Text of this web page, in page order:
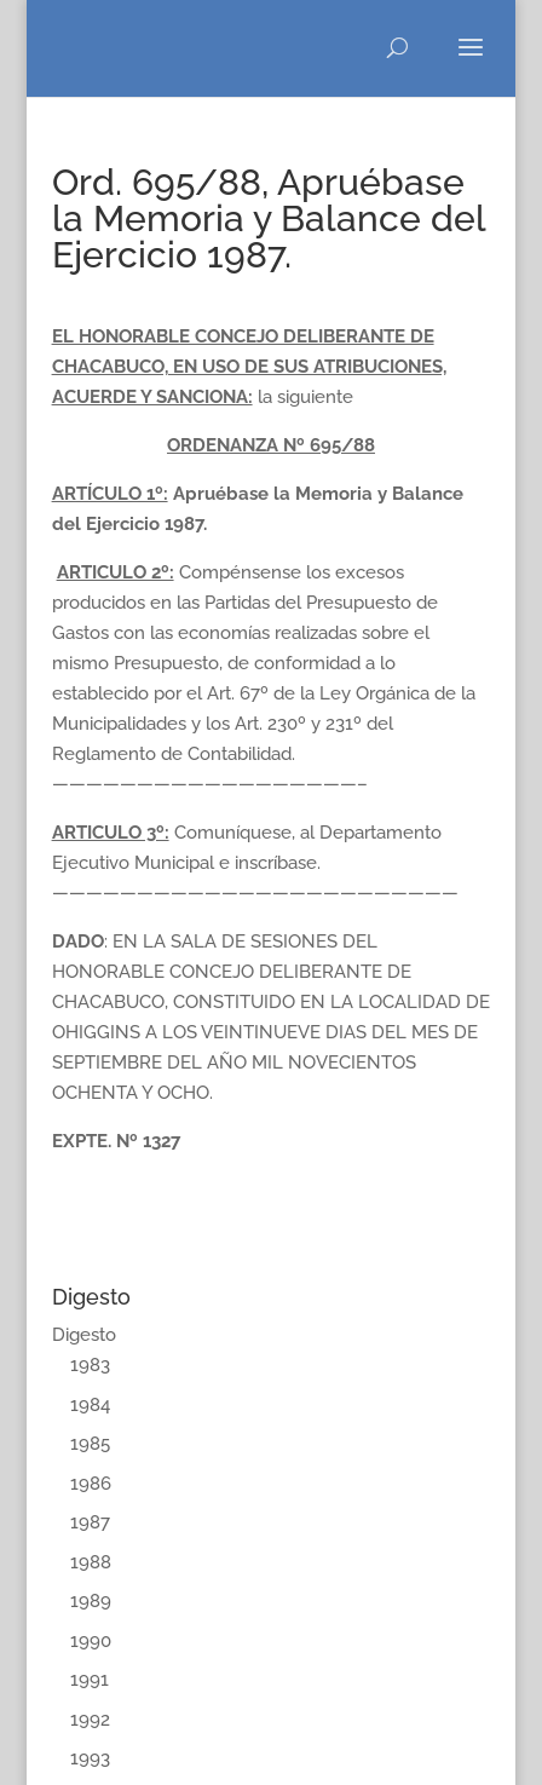
Ord. 695/88, Apruébase
la Memoria y Balance del
Ejercicio 1987.
EL HONORABLE CONCEJO DELIBERANTE DE
CHACABUCO, EN USO DE SUS ATRIBUCIONES,
ACUERDE Y SANCIONA: la siguiente
ORDENANZA Nº 695/88
ARTÍCULO 1º: Apruébase la Memoria y Balance
del Ejercicio 1987.
ARTICULO 2º: Compénsense los excesos
producidos en las Partidas del Presupuesto de
Gastos con las economías realizadas sobre el
mismo Presupuesto, de conformidad a lo
establecido por el Art. 67º de la Ley Orgánica de la
Municipalidades y los Art. 230º y 231º del
Reglamento de Contabilidad.
——————————————————–
ARTICULO 3º: Comuníquese, al Departamento
Ejecutivo Municipal e inscríbase.
————————————————————————
DADO: EN LA SALA DE SESIONES DEL
HONORABLE CONCEJO DELIBERANTE DE
CHACABUCO, CONSTITUIDO EN LA LOCALIDAD DE
OHIGGINS A LOS VEINTINUEVE DIAS DEL MES DE
SEPTIEMBRE DEL AÑO MIL NOVECIENTOS
OCHENTA Y OCHO.
EXPTE. Nº 1327
Digesto
Digesto
1983
1984
1985
1986
1987
1988
1989
1990
1991
1992
1993